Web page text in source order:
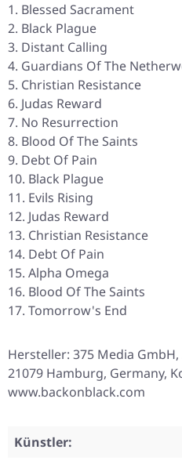
Blessed Sacrament
Black Plague
Distant Calling
Guardians Of The
Christian Resistance
Judas Reward
No Resurrection
Blood Of The Saints
Debt Of Pain
Black Plague
Evils Rising
Judas Reward
Christian Resistance
Debt Of Pain
Alpha Omega
Blood Of The Saints
Tomorrow's End
Hersteller: 375 Media
21079 Hamburg, Germany,
www.backonblack.com
Künstler: